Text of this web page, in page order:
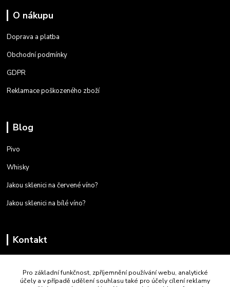
O nákupu
Doprava a platba
Obchodní podmínky
GDPR
Reklamace poškozeného zboží
Blog
Pivo
Whisky
Jakou sklenici na červené víno?
Jakou sklenici na bílé víno?
Kontakt
Po - Pá 9:00 - 16:00
Pro základní funkčnost, zpříjemnění používání webu, analytické
účely a v případě udělení souhlasu také pro účely cílení reklamy